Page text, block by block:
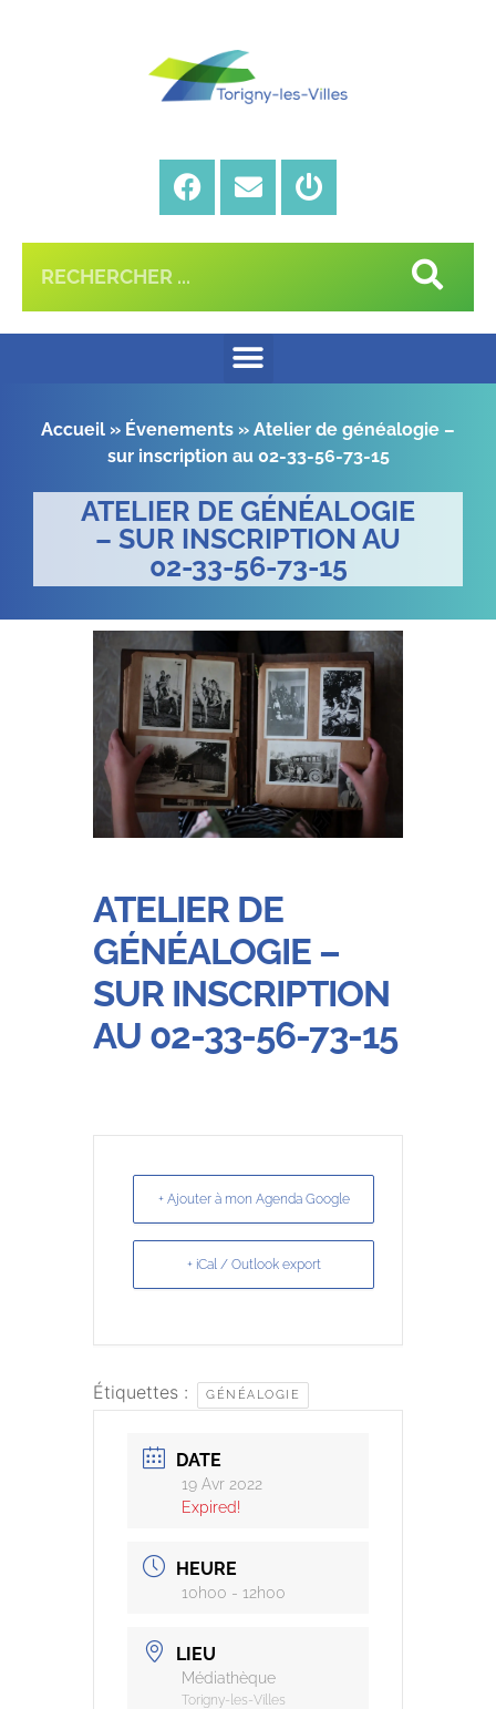
Accueil » Évenements » Atelier de généalogie –
sur inscription au 02-33-56-73-15
ATELIER DE GÉNÉALOGIE
– SUR INSCRIPTION AU
02-33-56-73-15
ATELIER DE
GÉNÉALOGIE –
SUR INSCRIPTION
AU 02-33-56-73-15
+ Ajouter à mon Agenda Google
+ iCal / Outlook export
Étiquettes : GÉNÉALOGIE
DATE
19 Avr 2022
Expired!
HEURE
10h00 - 12h00
LIEU
Médiathèque
Torigny-les-Villes